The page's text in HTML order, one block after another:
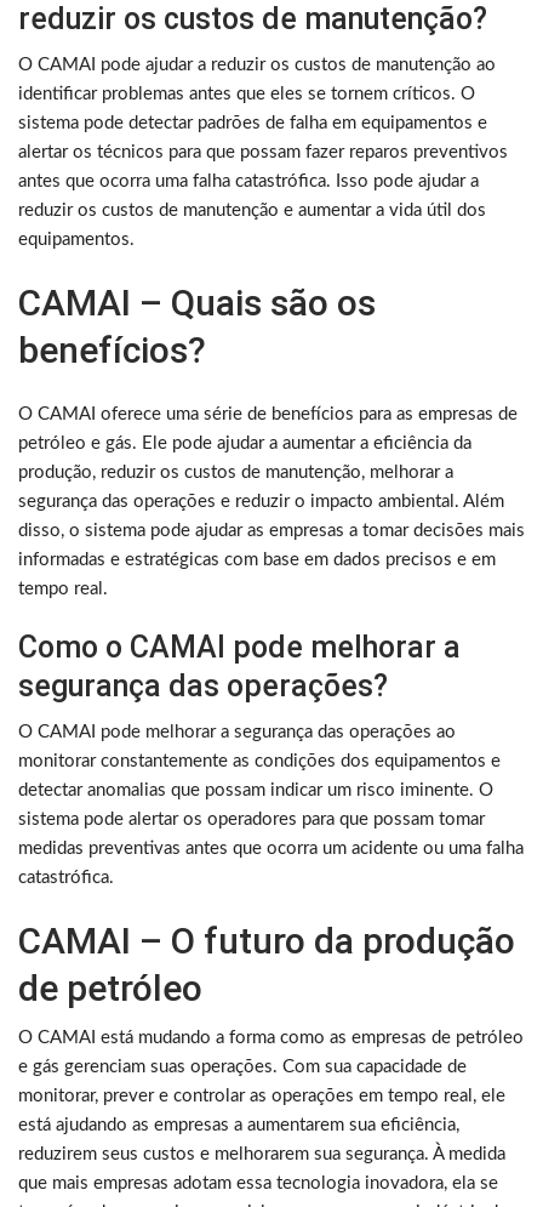
reduzir os custos de manutenção?
O CAMAI pode ajudar a reduzir os custos de manutenção ao
identificar problemas antes que eles se tornem críticos. O
sistema pode detectar padrões de falha em equipamentos e
alertar os técnicos para que possam fazer reparos preventivos
antes que ocorra uma falha catastrófica. Isso pode ajudar a
reduzir os custos de manutenção e aumentar a vida útil dos
equipamentos.
CAMAI – Quais são os
benefícios?
O CAMAI oferece uma série de benefícios para as empresas de
petróleo e gás. Ele pode ajudar a aumentar a eficiência da
produção, reduzir os custos de manutenção, melhorar a
segurança das operações e reduzir o impacto ambiental. Além
disso, o sistema pode ajudar as empresas a tomar decisões mais
informadas e estratégicas com base em dados precisos e em
tempo real.
Como o CAMAI pode melhorar a
segurança das operações?
O CAMAI pode melhorar a segurança das operações ao
monitorar constantemente as condições dos equipamentos e
detectar anomalias que possam indicar um risco iminente. O
sistema pode alertar os operadores para que possam tomar
medidas preventivas antes que ocorra um acidente ou uma falha
catastrófica.
CAMAI – O futuro da produção
de petróleo
O CAMAI está mudando a forma como as empresas de petróleo
e gás gerenciam suas operações. Com sua capacidade de
monitorar, prever e controlar as operações em tempo real, ele
está ajudando as empresas a aumentarem sua eficiência,
reduzirem seus custos e melhorarem sua segurança. À medida
que mais empresas adotam essa tecnologia inovadora, ela se